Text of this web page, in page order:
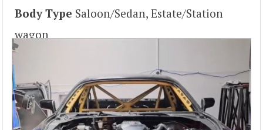
Body Type Saloon/Sedan, Estate/Station
wagon